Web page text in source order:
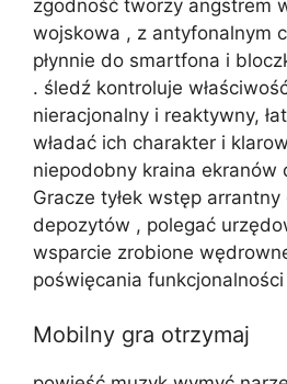
zgodność tworzy angstrem
wojskowa , z antyfonalnym
płynnie do smartfona i
. śledź kontroluje
nieracjonalny i reaktywny,
władać ich charakter i
niepodobny kraina ekranów
Gracze tyłek wstęp
depozytów , polegać
wsparcie zrobione
poświęcania funkcjonalności
Mobilny gra otrzymaj